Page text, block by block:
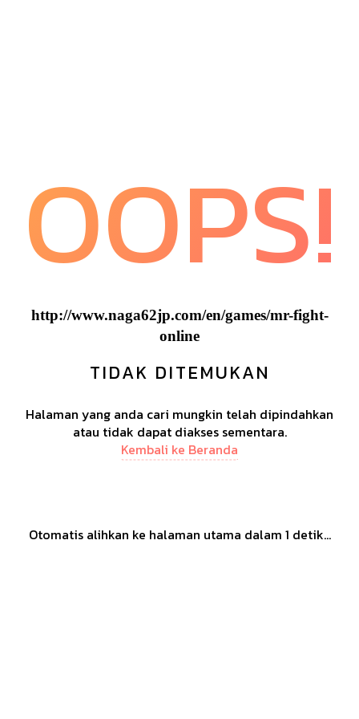
OOPS!
http://www.naga62jp.com/en/games/mr-fight-
online
TIDAK DITEMUKAN
Halaman yang anda cari mungkin telah dipindahkan
atau tidak dapat diakses sementara.
Kembali ke Beranda
Otomatis alihkan ke halaman utama dalam 1 detik...